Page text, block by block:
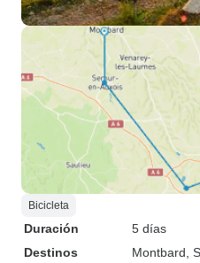
Bicicleta
Duración
5 días
Destinos
Montbard ,